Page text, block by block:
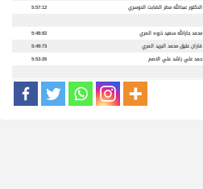
الدكتور عبدالله مطر الضابت الدوسري 5:57:12
محمد جارالله سعيد ذروه المري
5:48:82
فاران عتيق محمد البريد المري
5:49:73
حمد علي راشد علي الاصم 5:53:26